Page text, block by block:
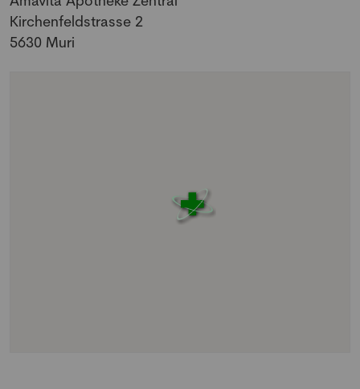
Kirchenfeldstrasse 2
5630 Muri
Melde dich kostenlos für unseren Newsletter
an und erhalte einmal pro Woche die neusten